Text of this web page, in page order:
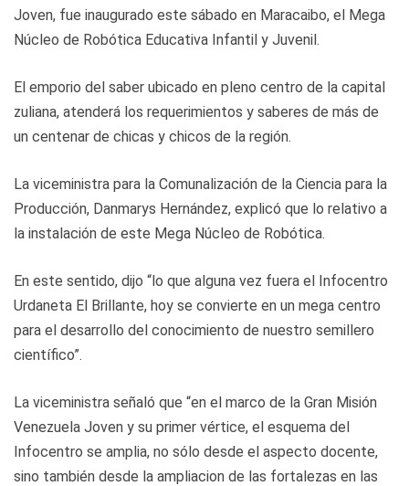
Joven, fue inaugurado este sábado en Maracaibo, el Mega
Núcleo de Robótica Educativa Infantil y Juvenil.
El emporio del saber ubicado en pleno centro de la capital
zuliana, atenderá los requerimientos y saberes de más de
un centenar de chicas y chicos de la región.
La viceministra para la Comunalización de la Ciencia para la
Producción, Danmarys Hernández, explicó que lo relativo a
la instalación de este Mega Núcleo de Robótica.
En este sentido, dijo “lo que alguna vez fuera el Infocentro
Urdaneta El Brillante, hoy se convierte en un mega centro
para el desarrollo del conocimiento de nuestro semillero
científico”.
La viceministra señaló que “en el marco de la Gran Misión
Venezuela Joven y su primer vértice, el esquema del
Infocentro se amplia, no sólo desde el aspecto docente,
sino también desde la ampliacion de las fortalezas en las